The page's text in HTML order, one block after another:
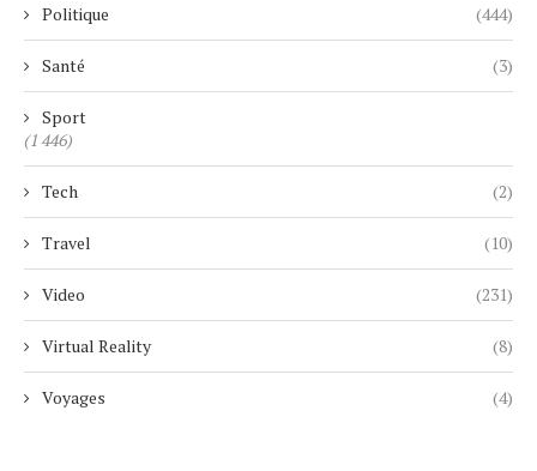
Politique (444)
Santé (3)
Sport
(1 446)
Tech (2)
Travel (10)
Video (231)
Virtual Reality (8)
Voyages (4)